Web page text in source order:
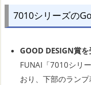
7010シリーズの
GOOD DESIGN賞
FUNAI「7010シリ
おり、下部のラン